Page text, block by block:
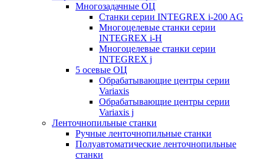
Многозадачные ОЦ
Cтанки серии INTEGREX i-200 AG
Многоцелевые станки серии
INTEGREX i-H
Многоцелевые станки серии
INTEGREX j
5 осевые ОЦ
Обрабатывающие центры серии
Variaxis
Обрабатывающие центры серии
Variaxis j
Ленточнопильные станки
Ручные ленточнопильные станки
Полуавтоматические ленточнопильные
станки